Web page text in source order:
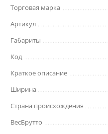
Торговая марка
Артикул
Габариты
Код
Краткое описание
Ширина
Страна происхождения
ВесБрутто